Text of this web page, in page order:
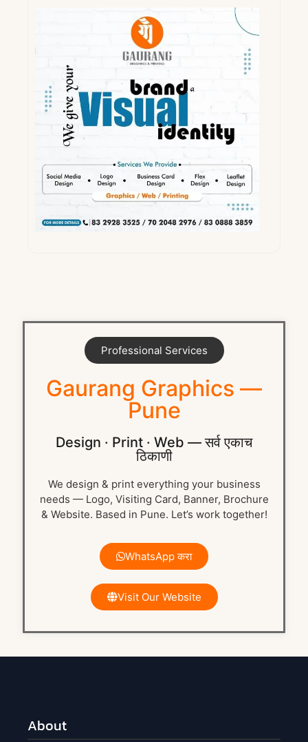
Professional Services
Gaurang Graphics —
Pune
Design · Print · Web — सर्व एकाच
ठिकाणी
We design & print everything your business
needs — Logo, Visiting Card, Banner, Brochure
& Website. Based in Pune. Let’s work together!
WhatsApp करा
Visit Our Website
About